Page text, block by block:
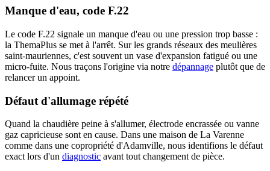
Manque d'eau, code F.22
Le code F.22 signale un manque d'eau ou une pression trop basse :
la ThemaPlus se met à l'arrêt. Sur les grands réseaux des meulières
saint-mauriennes, c'est souvent un vase d'expansion fatigué ou une
micro-fuite. Nous traçons l'origine via notre dépannage plutôt que de
relancer un appoint.
Défaut d'allumage répété
Quand la chaudière peine à s'allumer, électrode encrassée ou vanne
gaz capricieuse sont en cause. Dans une maison de La Varenne
comme dans une copropriété d'Adamville, nous identifions le défaut
exact lors d'un diagnostic avant tout changement de pièce.